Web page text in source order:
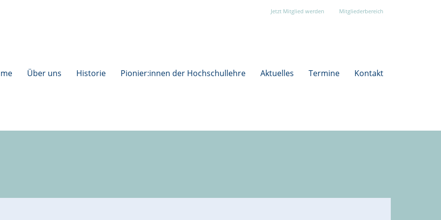
Jetzt Mitglied werden Mitgliederbereich
Über uns Historie Pionier:innen der Hochschullehre Aktuelles Termine Kontakt